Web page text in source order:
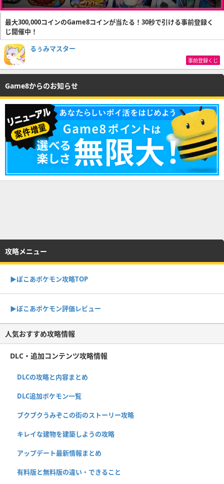
最大300,000コインのGame8コインが当たる！30秒で引ける事前登録く
じ開催中！
るぅみマスター
事前登録くじ
Game8からのお知らせ
攻略メニュー
▶︎ぽこあポケモン攻略TOP
▶︎ぽこあポケモン評価レビュー
人気おすすめ攻略情報
DLC・追加コンテンツ攻略情報
DLCの攻略と内容まとめ
DLC追加ポケモン一覧
ブクブクうみぞこの街のストーリー攻略
キレイな建物を建築しようの攻略
アップデート最新情報まとめ
有料版と無料版の違い・できること